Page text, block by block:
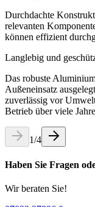
Durchdachte
relevanten
können effizient
Langlebig und
Das robuste
Außeneinsatz
zuverlässig vor
Betrieb über viele
1/4
Haben Sie Fragen
Wir beraten Sie!